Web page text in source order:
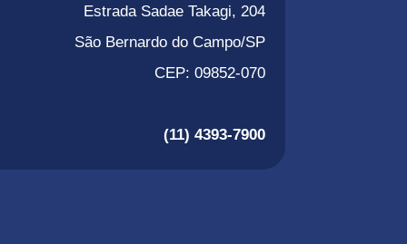
Estrada Sadae Takagi, 204
São Bernardo do Campo/SP
CEP: 09852-070
(11) 4393-7900